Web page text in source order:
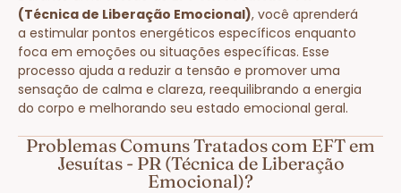
(Técnica de Liberação Emocional), você aprenderá
a estimular pontos energéticos específicos enquanto
foca em emoções ou situações específicas. Esse
processo ajuda a reduzir a tensão e promover uma
sensação de calma e clareza, reequilibrando a energia
do corpo e melhorando seu estado emocional geral.
Problemas Comuns Tratados com EFT em
Jesuítas - PR (Técnica de Liberação
Emocional)?